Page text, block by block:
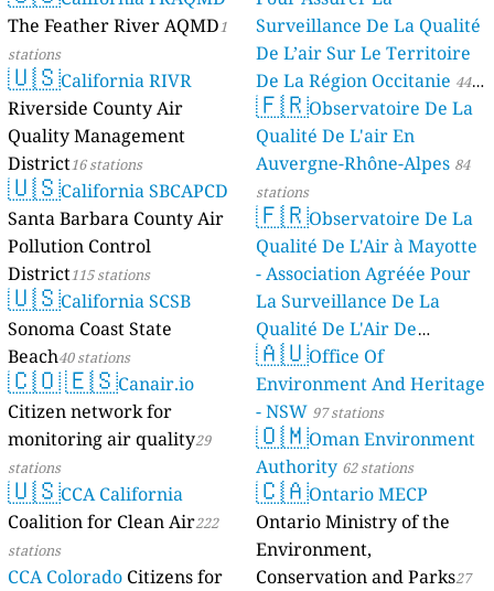
The Feather River AQMD1
stations
🇺🇸California RIVR
Riverside County Air
Quality Management
District16 stations
🇺🇸California SBCAPCD
Santa Barbara County Air
Pollution Control
District115 stations
🇺🇸California SCSB
Sonoma Coast State
Beach40 stations
🇨🇴🇪🇸Canair.io
Citizen network for
monitoring air quality29
stations
🇺🇸CCA California
Coalition for Clean Air222
stations
CCA Colorado Citizens for
Surveillance De La Qualité
De L’air Sur Le Territoire
De La Région Occitanie 44
stations
🇫🇷Observatoire De La
Qualité De L'air En
Auvergne-Rhône-Alpes 84
stations
🇫🇷Observatoire De La
Qualité De L'Air à Mayotte
- Association Agréée Pour
La Surveillance De La
Qualité De L'Air De
Mayotte 4 stations
🇦🇺Office Of
Environment And Heritage
- NSW 97 stations
🇴🇲Oman Environment
Authority 62 stations
🇨🇦Ontario MECP
Ontario Ministry of the
Environment,
Conservation and Parks27